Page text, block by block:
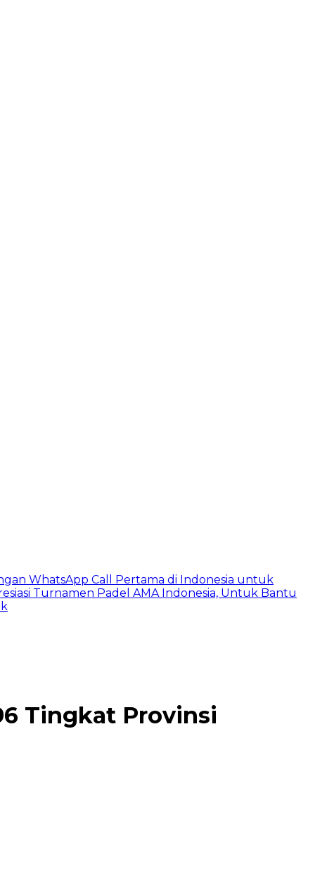
WhatsApp Call Pertama di Indonesia untuk
Turnamen Padel AMA Indonesia, Untuk Bantu
Tingkat Provinsi